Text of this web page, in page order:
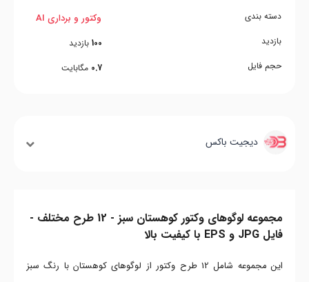
دسته بندی
بازدید
حجم فایل
وکتور و برداری AI
100 بازدید
0.7 مگابایت
دیجیت باکس
مجموعه لوگوهای وکتور کوهستان سبز - 12 طرح مختلف -
فایل JPG و EPS با کیفیت بالا
این مجموعه شامل 12 طرح وکتور از لوگوهای کوهستان با رنگ سبز